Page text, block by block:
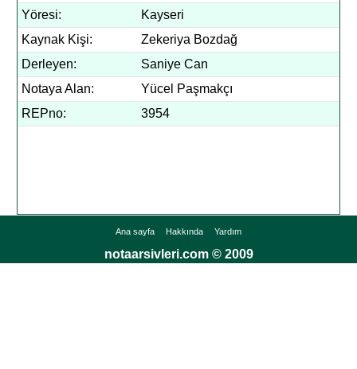
Yöresi:
Kayseri
Kaynak Kişi:
Zekeriya Bozdağ
Derleyen:
Saniye Can
Notaya Alan:
Yücel Paşmakçı
REPno:
3954
Ana sayfa Hakkında Yardım
notaarsivleri.com © 2009